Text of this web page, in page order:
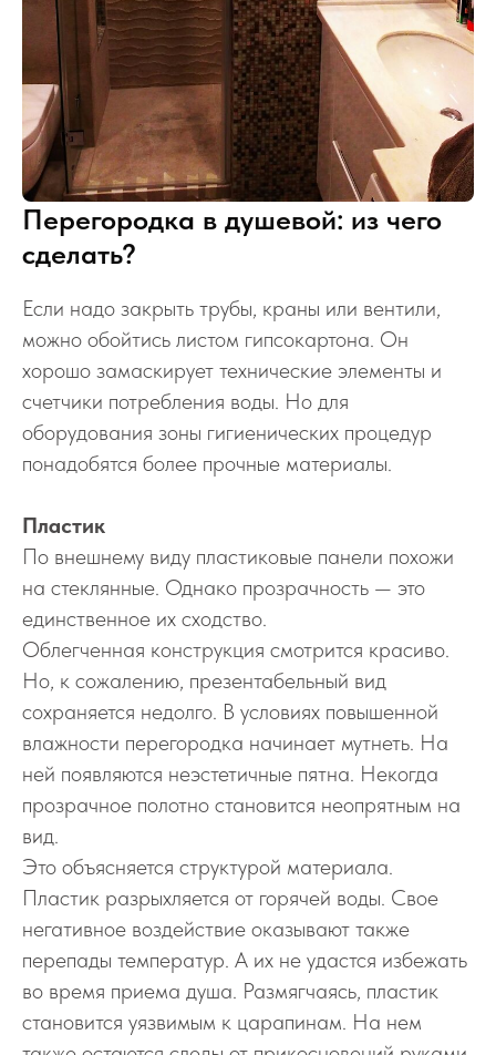
Перегородка в душевой: из чего
сделать?
Если надо закрыть трубы, краны или вентили,
можно обойтись листом гипсокартона. Он
хорошо замаскирует технические элементы и
счетчики потребления воды. Но для
оборудования зоны гигиенических процедур
понадобятся более прочные материалы.
Пластик
По внешнему виду пластиковые панели похожи
на стеклянные. Однако прозрачность — это
единственное их сходство.
Облегченная конструкция смотрится красиво.
Но, к сожалению, презентабельный вид
сохраняется недолго. В условиях повышенной
влажности перегородка начинает мутнеть. На
ней появляются неэстетичные пятна. Некогда
прозрачное полотно становится неопрятным на
вид.
Это объясняется структурой материала.
Пластик разрыхляется от горячей воды. Свое
негативное воздействие оказывают также
перепады температур. А их не удастся избежать
во время приема душа. Размягчаясь, пластик
становится уязвимым к царапинам. На нем